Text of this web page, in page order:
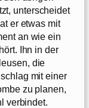
unterscheidet
er etwas mit
an wie ein
Ihn in der
die
mit einer
zu planen,
verbindet.